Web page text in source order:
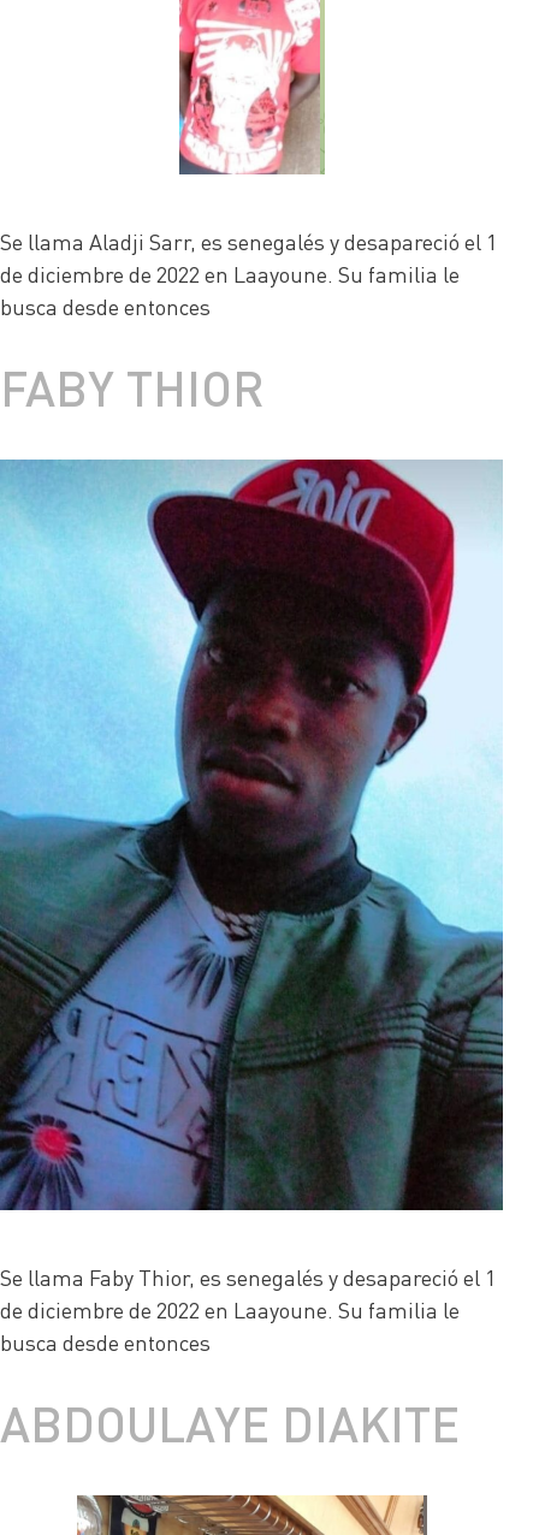
Se llama Aladji Sarr, es senegalés y desapareció el 1
de diciembre de 2022 en Laayoune. Su familia le
busca desde entonces
FABY THIOR
Se llama Faby Thior, es senegalés y desapareció el 1
de diciembre de 2022 en Laayoune. Su familia le
busca desde entonces
ABDOULAYE DIAKITE